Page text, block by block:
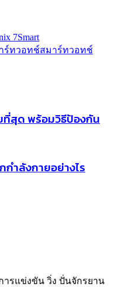
7Smart
ร์ทวอทช์สมาร์ทวอทช์
ที่สุด พร้อมวิธีป้องกัน
กำลังกายอย่างไร
ารแข่งขัน วิ่ง ปั่นจักรยาน